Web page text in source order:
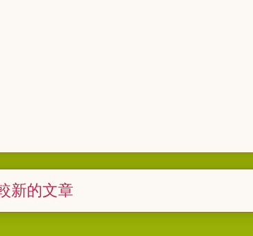
新的文章